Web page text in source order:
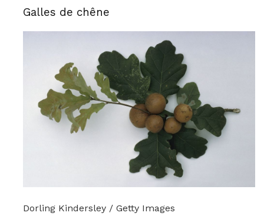
Galles de chêne
Dorling Kindersley / Getty Images